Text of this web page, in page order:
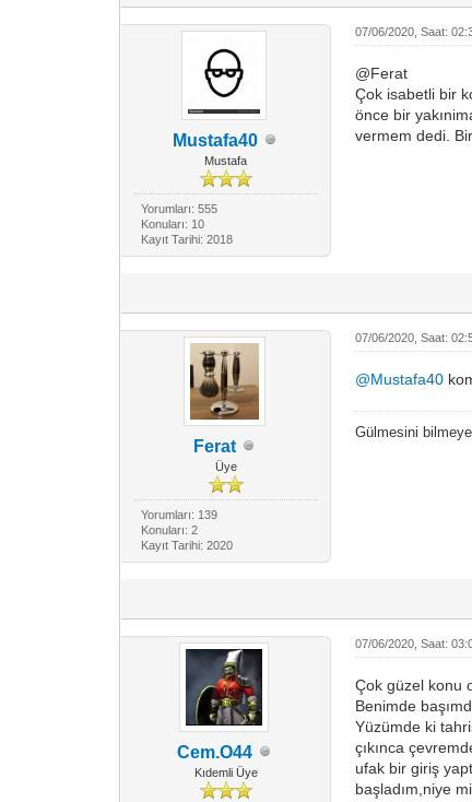
Mustafa40
Mustafa
Yorumları: 555
Konuları: 10
Kayıt Tarihi: 2018
07/06/2020, Saat:
@Ferat
Çok isabetli bir
önce bir
vermem dedi.
Ferat
Üye
Yorumları: 139
Konuları: 2
Kayıt Tarihi: 2020
07/06/2020, Saat:
@Mustafa40
Gülmesini
Cem.O44
Kıdemli Üye
07/06/2020, Saat:
Çok güzel konu
Benimde
Yüzümde ki
çıkınca
ufak bir giriş
başladım,niye